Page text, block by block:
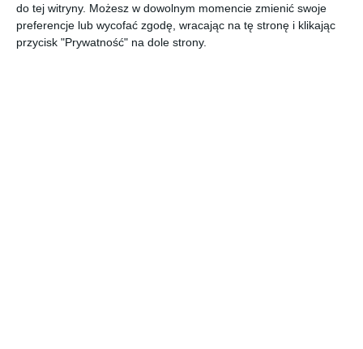
do tej witryny. Możesz w dowolnym momencie zmienić swoje
preferencje lub wycofać zgodę, wracając na tę stronę i klikając
przycisk "Prywatność" na dole strony.
Legionowo inwestuje w mieszkania i
infrastrukturę